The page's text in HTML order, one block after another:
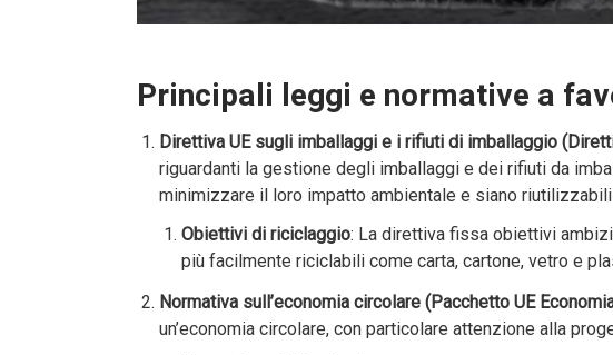
Principali leggi e normative a
Direttiva UE sugli imballaggi e i rifiuti di imballaggio
riguardanti la gestione degli imballaggi e dei rifiuti da
minimizzare il loro impatto ambientale e siano
Obiettivi di riciclaggio: La direttiva fissa obiettivi
più facilmente riciclabili come carta, cartone, vetro e
Normativa sull’economia circolare (Pacchetto UE
un’economia circolare, con particolare attenzione alla